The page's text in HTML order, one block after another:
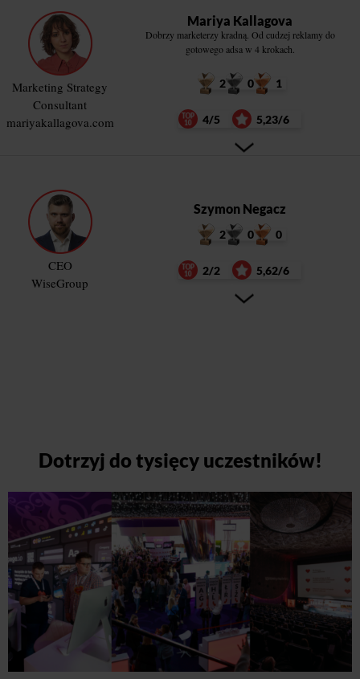
Marketing Strategy
Consultant
mariyakallagova.com
Mariya Kallagova
Dobrzy marketerzy kradną. Od cudzej reklamy do
gotowego adsa w 4 krokach.
2 0 1
4/5 5,23/6
CEO
WiseGroup
Szymon Negacz
2 0 0
2/2 5,62/6
Dotrzyj do tysięcy uczestników!